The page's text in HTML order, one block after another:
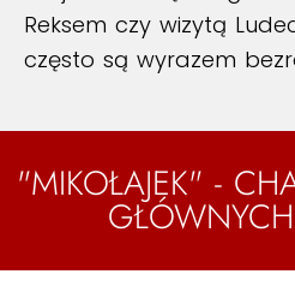
Reksem czy wizytą
często są wyrazem
"MIKOŁAJEK" -